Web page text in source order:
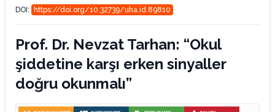
DOI:
https://doi.org/10.32739/uha.id.89810
Prof. Dr. Nevzat Tarhan: “Okul
şiddetine karşı erken sinyaller
doğru okunmalı”